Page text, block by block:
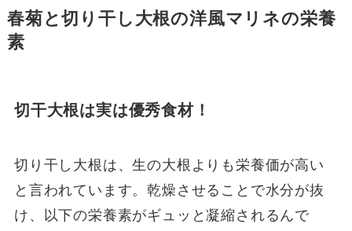
春菊と切り干し大根の洋風マリネの栄養
素
切干大根は実は優秀食材！
切り干し大根は、生の大根よりも栄養価が高い
と言われています。乾燥させることで水分が抜
け、以下の栄養素がギュッと凝縮されるんで